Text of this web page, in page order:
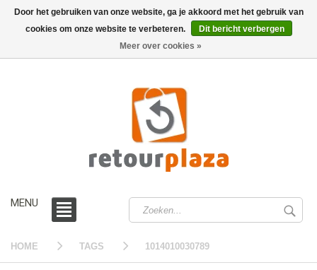
MENU
HOME TAGS 1014010030789
Door het gebruiken van onze website, ga je akkoord met het gebruik van
cookies om onze website te verbeteren.
Dit bericht verbergen
Meer over cookies »